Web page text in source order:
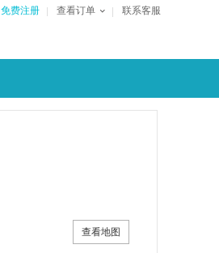
免费注册 查看订单 联系客服
查看地图